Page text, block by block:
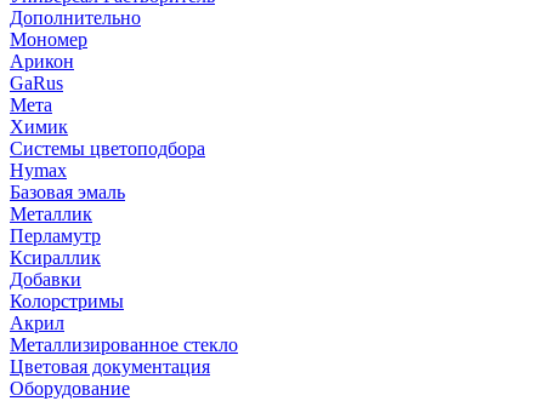
Дополнительно
Мономер
Арикон
GaRus
Мета
Химик
Системы цветоподбора
Hymax
Базовая эмаль
Металлик
Перламутр
Ксираллик
Добавки
Колорстримы
Акрил
Металлизированное стекло
Цветовая документация
Оборудование